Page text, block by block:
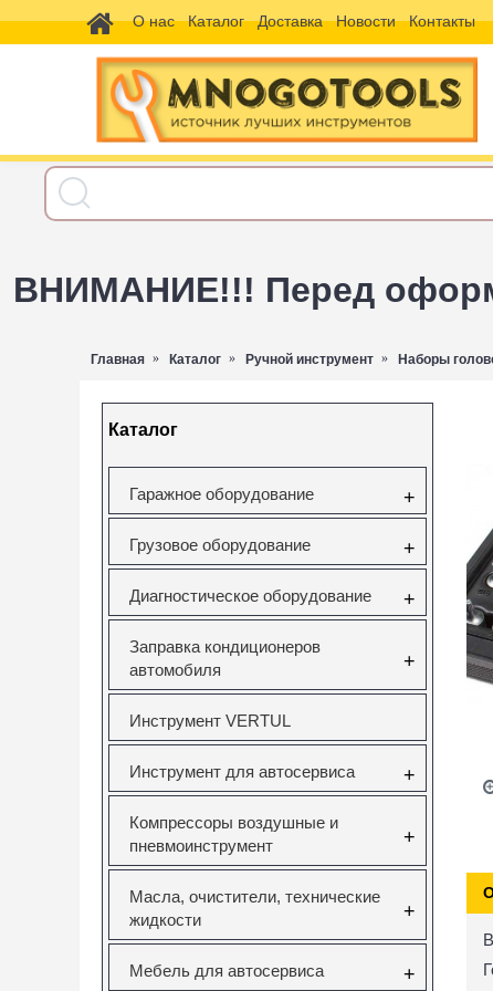
О нас Каталог Доставка Новости Контакты
ВНИМАНИЕ!!! Перед
Главная Каталог Ручной инструмент Наборы
Каталог
Гаражное оборудование +
Грузовое оборудование +
Диагностическое оборудование +
Заправка кондиционеров
автомобиля
+
Инструмент VERTUL
Инструмент для автосервиса +
Компрессоры воздушные и
пневмоинструмент
+
Масла, очистители, технические
жидкости
+
Мебель для автосервиса +